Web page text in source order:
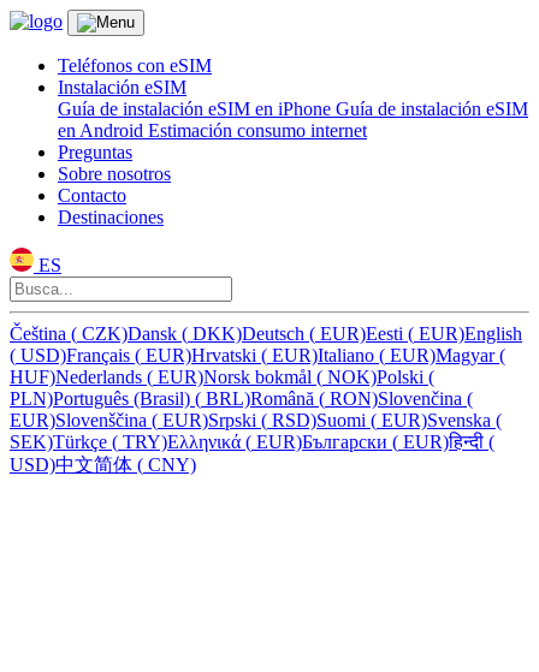
Teléfonos con eSIM
Instalación eSIM
Guía de instalación eSIM en iPhone Guía de instalación eSIM
en Android Estimación consumo internet
Preguntas
Sobre nosotros
Contacto
Destinaciones
ES
Čeština ( CZK)Dansk ( DKK)Deutsch ( EUR)Eesti ( EUR)English
( USD)Français ( EUR)Hrvatski ( EUR)Italiano ( EUR)Magyar(
HUF)Nederlands ( EUR)Norsk bokmål ( NOK)Polski (
PLN)Português (Brasil) ( BRL)Română ( RON)Slovenčina (
EUR)Slovenščina ( EUR)Srpski ( RSD)Suomi ( EUR)Svenska (
SEK)Türkçe ( TRY)Ελληνικά ( EUR)Български ( EUR)हिन्दी (
USD)中文简体 ( CNY)